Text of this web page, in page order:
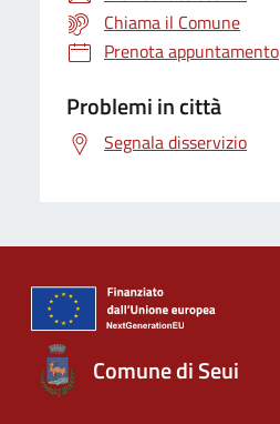
Chiama il Comune
Prenota appuntamento
Problemi in città
Segnala disservizio
Comune di Seui